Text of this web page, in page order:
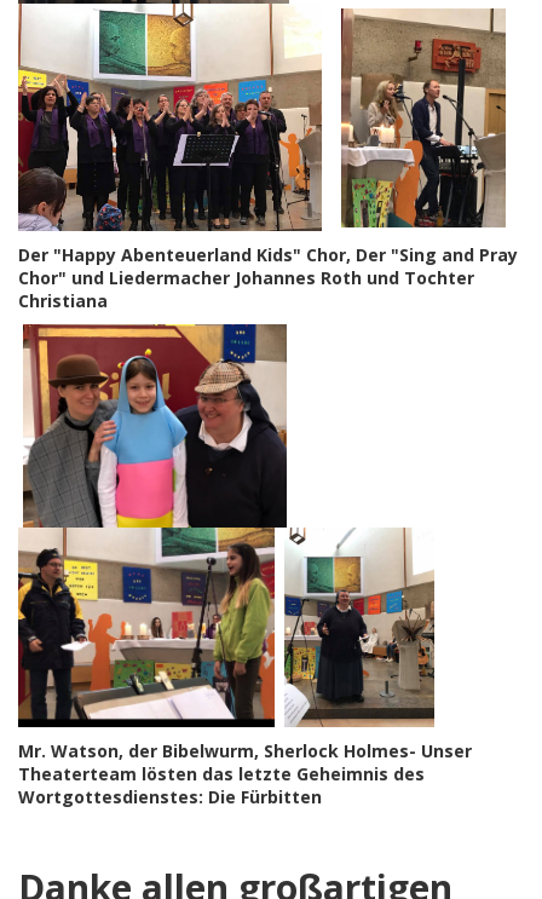
Der "Happy Abenteuerland Kids" Chor, Der "Sing and Pray
Chor" und Liedermacher Johannes Roth und Tochter
Christiana
Mr. Watson, der Bibelwurm, Sherlock Holmes- Unser
Theaterteam lösten das letzte Geheimnis des
Wortgottesdienstes: Die Fürbitten
Danke allen großartigen